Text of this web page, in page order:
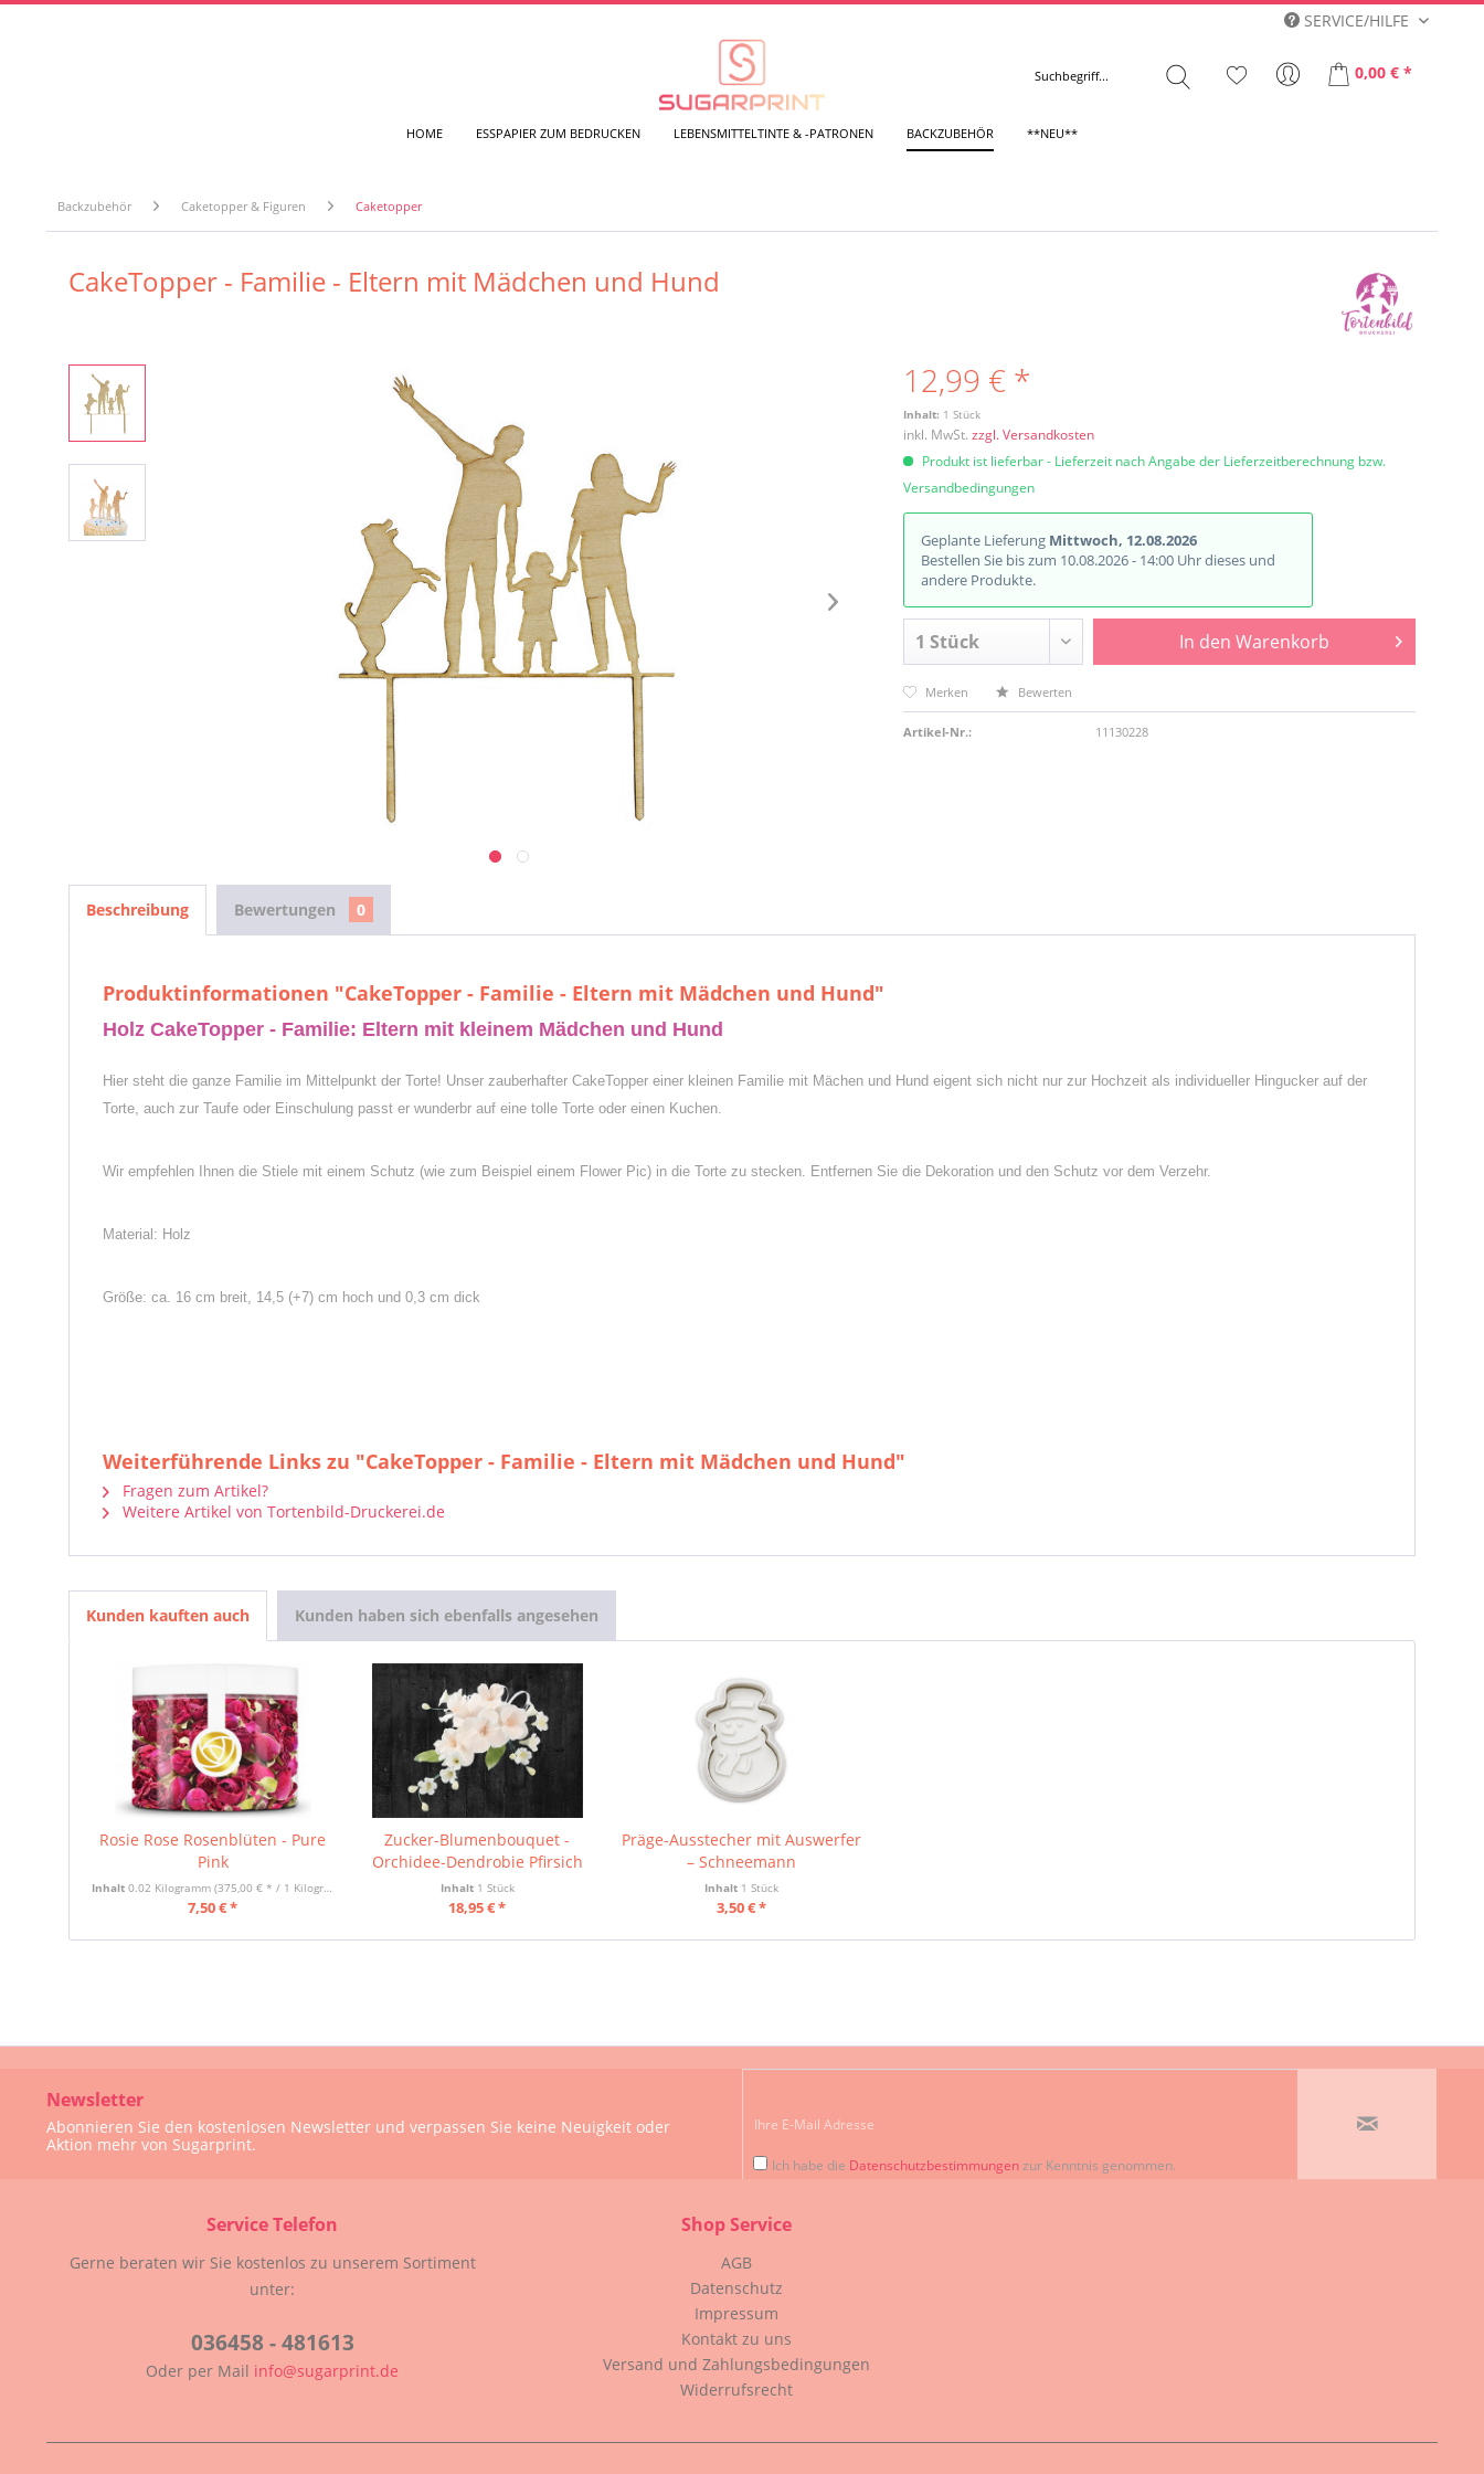
SERVICE/HILFE
0,00 € *
HOME ESSPAPIER ZUM BEDRUCKEN LEBENSMITTELTINTE & -PATRONEN BACKZUBEHÖR **NEU**
Backzubehör Caketopper & Figuren Caketopper
CakeTopper - Familie - Eltern mit Mädchen und Hund
12,99 € *
Inhalt: 1 Stück
inkl. MwSt.zzgl. Versandkosten
Produkt ist lieferbar - Lieferzeit nach Angabe der Lieferzeitberechnung bzw.
Versandbedingungen
Geplante Lieferung Mittwoch, 12.08.2026
Bestellen Sie bis zum 10.08.2026 - 14:00 Uhr dieses und
andere Produkte.
In den Warenkorb
Merken Bewerten
Artikel-Nr.: 11130228
Beschreibung Bewertungen 0
Produktinformationen "CakeTopper - Familie - Eltern mit Mädchen und Hund"
Holz CakeTopper - Familie: Eltern mit kleinem Mädchen und Hund
Hier steht die ganze Familie im Mittelpunkt der Torte! Unser zauberhafter CakeTopper einer kleinen Familie mit Mächen und Hund eigent sich nicht nur zur Hochzeit als individueller Hingucker auf der
Torte, auch zur Taufe oder Einschulung passt er wunderbr auf eine tolle Torte oder einen Kuchen.
Wir empfehlen Ihnen die Stiele mit einem Schutz (wie zum Beispiel einem Flower Pic) in die Torte zu stecken. Entfernen Sie die Dekoration und den Schutz vor dem Verzehr.
Material: Holz
Größe: ca. 16 cm breit, 14,5 (+7) cm hoch und 0,3 cm dick
Weiterführende Links zu "CakeTopper - Familie - Eltern mit Mädchen und Hund"
Fragen zum Artikel?
Weitere Artikel von Tortenbild-Druckerei.de
Kunden kauften auch Kunden haben sich ebenfalls angesehen
Rosie Rose Rosenblüten - Pure
Pink
Inhalt 0.02 Kilogramm (375,00 € * / 1 Kilogramm)
7,50 € *
Zucker-Blumenbouquet -
Orchidee-Dendrobie Pfirsich
Inhalt 1 Stück
18,95 € *
Präge-Ausstecher mit Auswerfer
– Schneemann
Inhalt 1 Stück
3,50 € *
Service Telefon
Gerne beraten wir Sie kostenlos zu unserem Sortiment
unter:
036458 - 481613
Oder per Mail info@sugarprint.de
Shop Service
AGB
Datenschutz
Impressum
Kontakt zu uns
Versand und Zahlungsbedingungen
Widerrufsrecht
Newsletter
Abonnieren Sie den kostenlosen Newsletter und verpassen Sie keine Neuigkeit oder
Aktion mehr von Sugarprint.
Ich habe die Datenschutzbestimmungenzur Kenntnis genommen.